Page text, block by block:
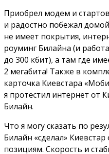
Приобрел модем и
и радостно побежал
не имеет покрытия,
роуминг Билайна (и
до 300 кбит), а там где
2 мегабита! Также в
карточка Киевстара
я протестил интернет от
Билайн.
Что я могу сказать по
Билайн «сделал»
позициям. Скорость и